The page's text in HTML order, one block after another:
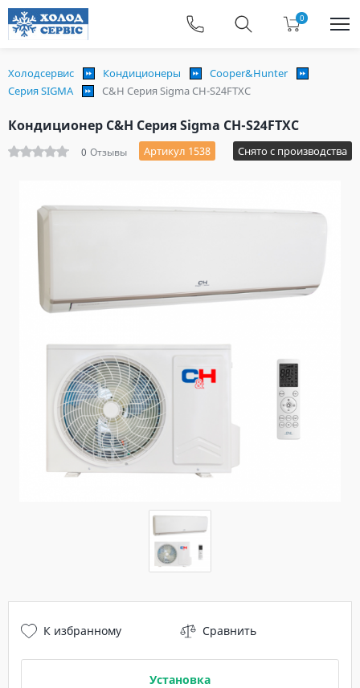
0
Холодсервис Кондиционеры
Cooper&Hunter
Серия SIGMA
C&H Серия Sigma CH-S24FTXC
Кондиционер C&H Серия Sigma CH-S24FTXC
0 Отзывы Артикул 1538 Снято с производства
К избранному Сравнить
Установка